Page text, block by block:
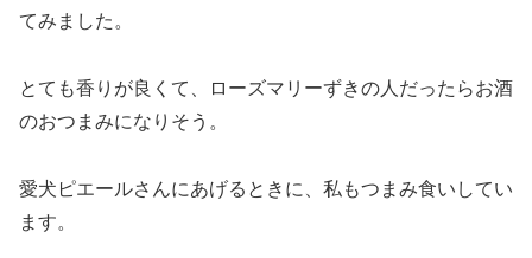
てみました。
とても香りが良くて、ローズマリーずきの人だったらお酒
のおつまみになりそう。
愛犬ピエールさんにあげるときに、私もつまみ食いしてい
ます。